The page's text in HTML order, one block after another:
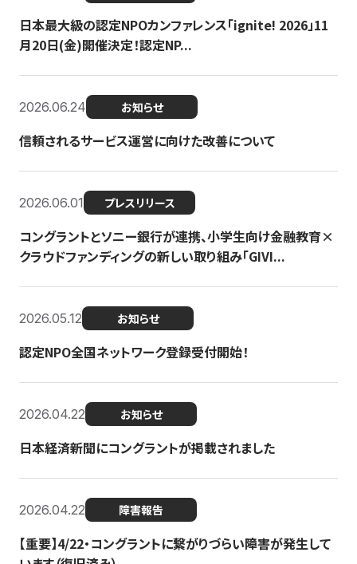
日本最大級の認定NPOカンファレンス「ignite! 2026」11
月20日(金)開催決定！認定NP...
2026.06.24 お知らせ
信頼されるサービス運営に向けた改善について
2026.06.01 プレスリリース
コングラントとソニー銀行が連携、小学生向け金融教育×
クラウドファンディングの新しい取り組み「GIVI...
2026.05.12 お知らせ
認定NPO全国ネットワーク登録受付開始！
2026.04.22 お知らせ
日本経済新聞にコングラントが掲載されました
2026.04.22 障害報告
【重要】4/22・コングラントに繋がりづらい障害が発生して